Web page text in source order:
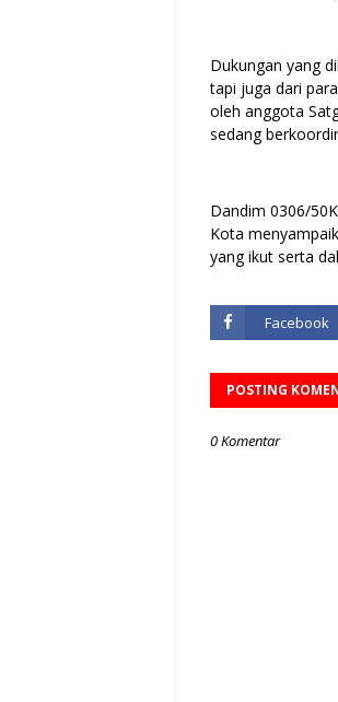
Dukungan yang
tapi juga dari
oleh anggota
sedang
Dandim 0306/
Kota
yang ikut serta
Facebook
POSTING
0 Komentar